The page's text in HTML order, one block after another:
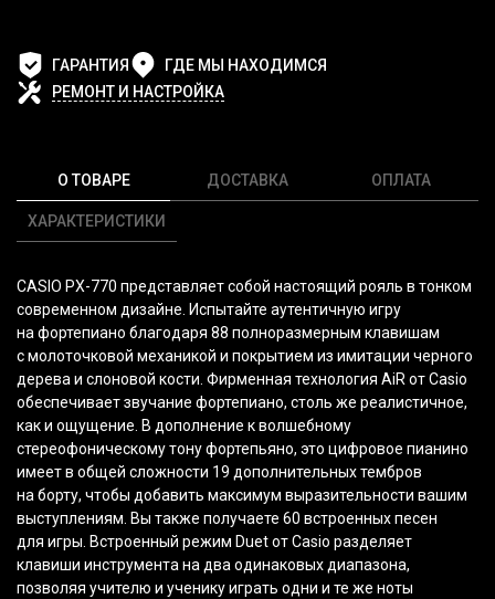
ГАРАНТИЯ
ГДЕ МЫ НАХОДИМСЯ
РЕМОНТ И НАСТРОЙКА
О ТОВАРЕ
ХАРАКТЕРИСТИКИ
ДОСТАВКА ОПЛАТА
CASIO PX-770 представляет собой настоящий рояль в тонком
современном дизайне. Испытайте аутентичную игру
на фортепиано благодаря 88 полноразмерным клавишам
с молоточковой механикой и покрытием из имитации черного
дерева и слоновой кости. Фирменная технология AiR от Casio
обеспечивает звучание фортепиано, столь же реалистичное,
как и ощущение. В дополнение к волшебному
стереофоническому тону фортепьяно, это цифровое пианино
имеет в общей сложности 19 дополнительных тембров
на борту, чтобы добавить максимум выразительности вашим
выступлениям. Вы также получаете 60 встроенных песен
для игры. Встроенный режим Duet от Casio разделяет
клавиши инструмента на два одинаковых диапазона,
позволяя учителю и ученику играть одни и те же ноты